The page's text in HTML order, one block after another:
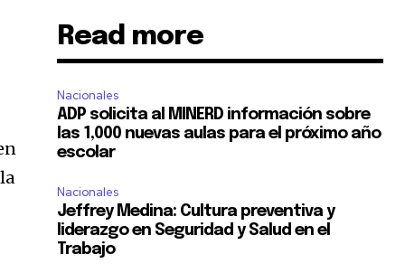
Read more
Nacionales
ADP solicita al MINERD información sobre
las 1,000 nuevas aulas para el próximo año
escolar
Nacionales
Jeffrey Medina: Cultura preventiva y
liderazgo en Seguridad y Salud en el
Trabajo